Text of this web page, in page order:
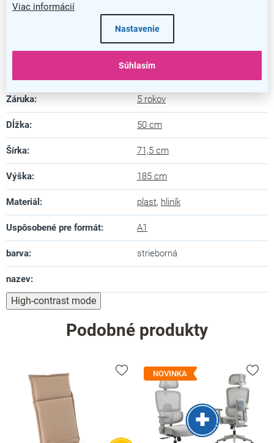
Viac informácií
Nastavenie
Súhlasím
Dodatočné parametre
Záruka: 5 rokov
Dĺžka: 50 cm
Šírka: 71,5 cm
Výška: 185 cm
Materiál : plast, hliník
Uspôsobené pre formát: A1
barva: strieborná
nazev:
High-contrast mode
Podobné produkty
NOVINKA